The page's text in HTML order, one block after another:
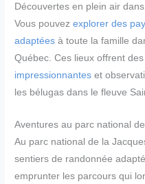
Découvertes en plein air
Vous pouvezexplorer des
adaptées à toute la famille
Québec. Ces lieux offrent
impressionnantes et
les bélugas dans le fleuve
Aventures au parc national
Au parc national de la
sentiers de randonnée
emprunter les parcours qui